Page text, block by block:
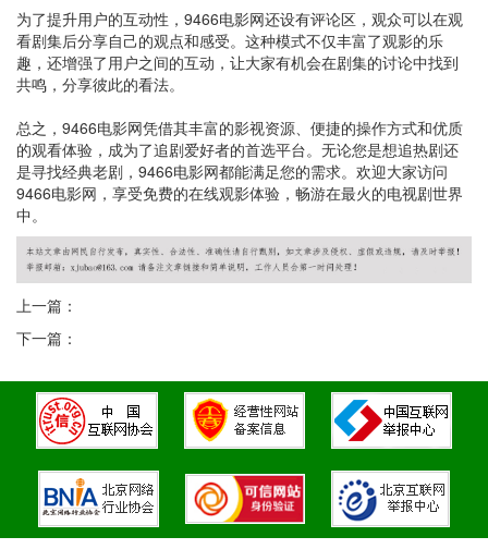
为了提升用户的互动性，9466电影网还设有评论区，观众可以在观
看剧集后分享自己的观点和感受。这种模式不仅丰富了观影的乐
趣，还增强了用户之间的互动，让大家有机会在剧集的讨论中找到
共鸣，分享彼此的看法。
总之，9466电影网凭借其丰富的影视资源、便捷的操作方式和优质
的观看体验，成为了追剧爱好者的首选平台。无论您是想追热剧还
是寻找经典老剧，9466电影网都能满足您的需求。欢迎大家访问
9466电影网，享受免费的在线观影体验，畅游在最火的电视剧世界
中。
上一篇：
下一篇：